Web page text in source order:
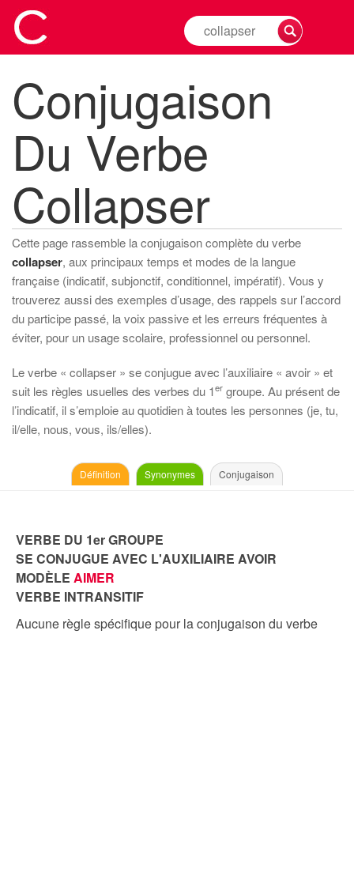
Rechercher
la
d'un
verbe
Conjugaison
Du Verbe
Collapser
Cette page rassemble la conjugaison complète du verbe
collapser, aux principaux temps et modes de la langue
française (indicatif, subjonctif, conditionnel, impératif). Vous y
trouverez aussi des exemples d’usage, des rappels sur l’accord
du participe passé, la voix passive et les erreurs fréquentes à
éviter, pour un usage scolaire, professionnel ou personnel.
Le verbe « collapser » se conjugue avec l’auxiliaire « avoir » et
suit les règles usuelles des verbes du 1er groupe. Au présent de
l’indicatif, il s’emploie au quotidien à toutes les personnes (je, tu,
il/elle, nous, vous, ils/elles).
Définition Synonymes Conjugaison
VERBE DU 1er GROUPE
SE CONJUGUE AVEC L'AUXILIAIRE AVOIR
MODÈLE AIMER
VERBE INTRANSITIF
Aucune règle spécifique pour la conjugaison du verbe